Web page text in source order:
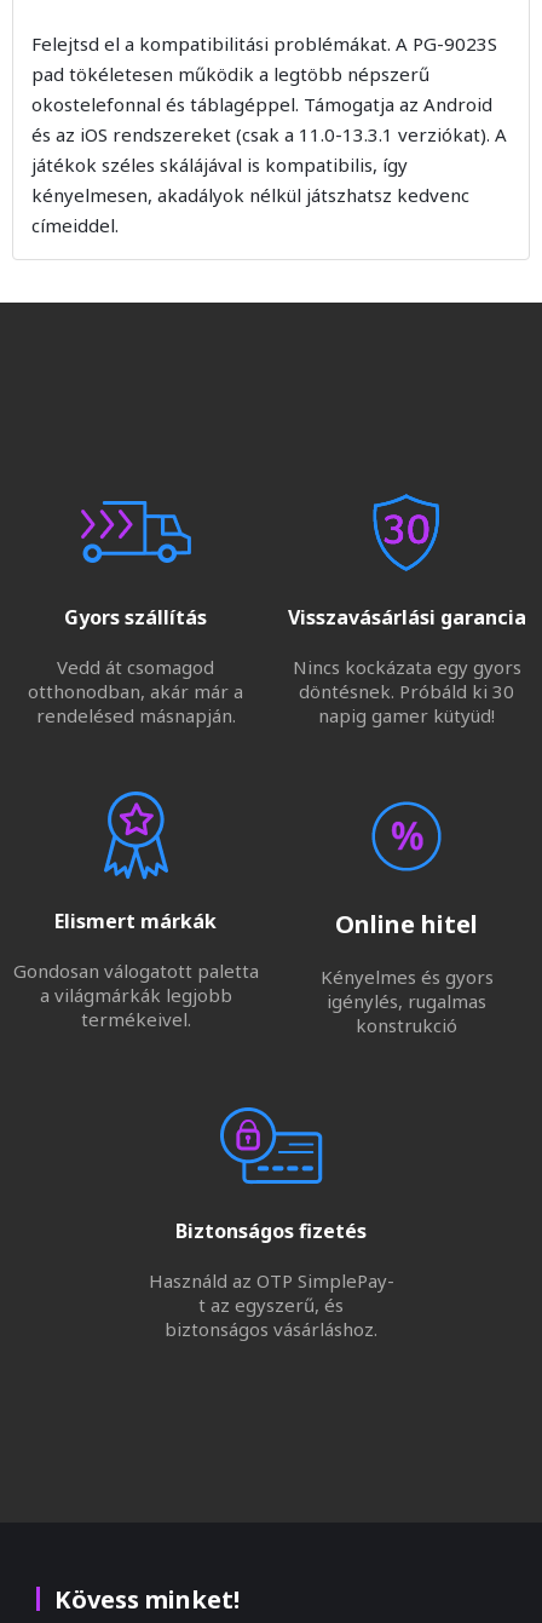
Felejtsd el a kompatibilitási problémákat. A PG-9023S
pad tökéletesen működik a legtöbb népszerű
okostelefonnal és táblagéppel. Támogatja az Android
és az iOS rendszereket (csak a 11.0-13.3.1 verziókat). A
játékok széles skálájával is kompatibilis, így
kényelmesen, akadályok nélkül játszhatsz kedvenc
címeiddel.
Gyors szállítás
Vedd át csomagod
otthonodban, akár már a
rendelésed másnapján.
Visszavásárlási garancia
Nincs kockázata egy gyors
döntésnek. Próbáld ki 30
napig gamer kütyüd!
Elismert márkák
Gondosan válogatott paletta
a világmárkák legjobb
termékeivel.
Online hitel
Kényelmes és gyors
igénylés, rugalmas
konstrukció
Biztonságos fizetés
Használd az OTP SimplePay-
t az egyszerű, és
biztonságos vásárláshoz.
Kövess minket!